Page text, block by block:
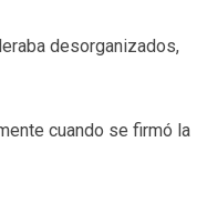
desorganizados,
cuando se firmó la